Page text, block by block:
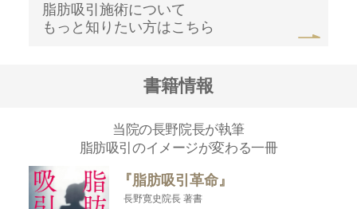
脂肪吸引施術について
もっと知りたい方はこちら
書籍情報
当院の長野院長が執筆
脂肪吸引のイメージが変わる一冊
『脂肪吸引革命』
長野寛史院長 著書